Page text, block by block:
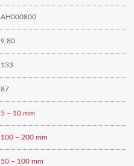
AH000800
9.80
133
87
5 – 10 mm
100 – 200 mm
50 – 100 mm